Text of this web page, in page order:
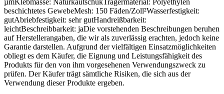
µmKlebmasse: NaturkautschukTrägermaterial: Polyethylen
beschichtetes GewebeMesh: 150 Fäden/Zoll²Wasserfestigkeit:
gutAbriebfestigkeit: sehr gutHandreißbarkeit:
leichtBeschreibbarkeit: jaDie vorstehenden Beschreibungen beruhen
auf Herstellerangaben, die wir als zuverlässig erachten, jedoch keine
Garantie darstellen. Aufgrund der vielfältigen Einsatzmöglichkeiten
obliegt es dem Käufer, die Eignung und Leistungsfähigkeit des
Produkts für den von ihm vorgesehenen Verwendungszweck zu
prüfen. Der Käufer trägt sämtliche Risiken, die sich aus der
Verwendung dieser Produkte ergeben.